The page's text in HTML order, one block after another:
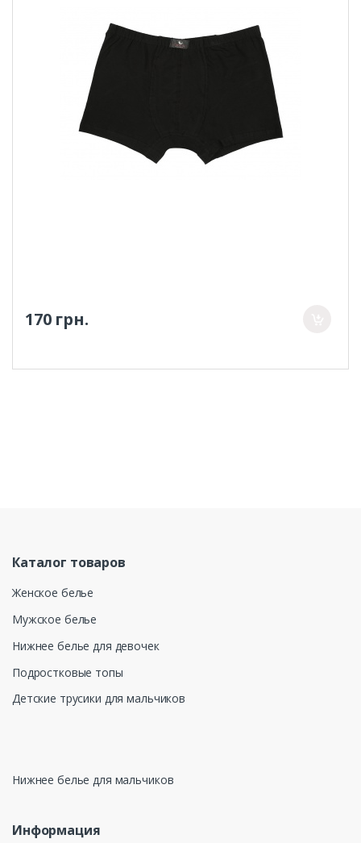
170 грн.
Каталог товаров
Женское белье
Мужское белье
Нижнее белье для девочек
Подростковые топы
Детские трусики для мальчиков
Нижнее белье для мальчиков
Информация